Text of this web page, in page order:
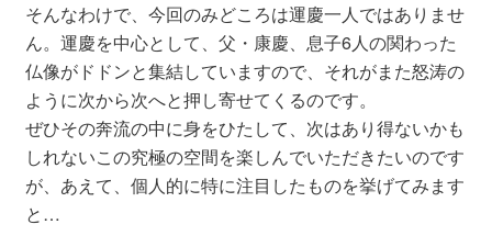
そんなわけで、今回のみどころは運慶一人ではありませ
ん。運慶を中心として、父・康慶、息子6人の関わった
仏像がドドンと集結していますので、それがまた怒涛の
ように次から次へと押し寄せてくるのです。
ぜひその奔流の中に身をひたして、次はあり得ないかも
しれないこの究極の空間を楽しんでいただきたいのです
が、あえて、個人的に特に注目したものを挙げてみます
と…